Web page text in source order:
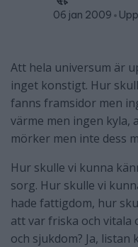
06 jan 2009
Att hela universum är
inget konstigt. Hur
fanns framsidor men
värme men ingen kyla,
mörker men inte dess
Hur skulle vi kunna
sorg. Hur skulle vi
hade fattigdom, hur
att var friska och vitala
och sjukdom? Ja,